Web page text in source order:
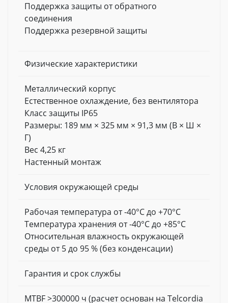
Поддержка защиты от обратного
соединения
Поддержка резервной защиты
Физические характеристики
Металлический корпус
Естественное охлаждение, без вентилятора
Класс защиты IP65
Размеры: 189 мм × 325 мм × 91,3 мм (В × Ш ×
Г)
Вес 4,25 кг
Настенный монтаж
Условия окружающей среды
Рабочая температура от -40°C до +70°C
Температура хранения от -40°C до +85°C
Относительная влажность окружающей
среды от 5 до 95 % (без конденсации)
Гарантия и срок службы
MTBF >300000 ч (расчет основан на Telcordia